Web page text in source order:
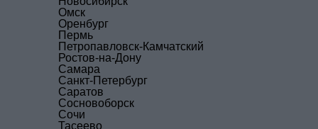
Омск
Оренбург
Пермь
Петропавловск-Камчатский
Ростов-на-Дону
Самара
Санкт-Петербург
Саратов
Сосновоборск
Сочи
Тасеево